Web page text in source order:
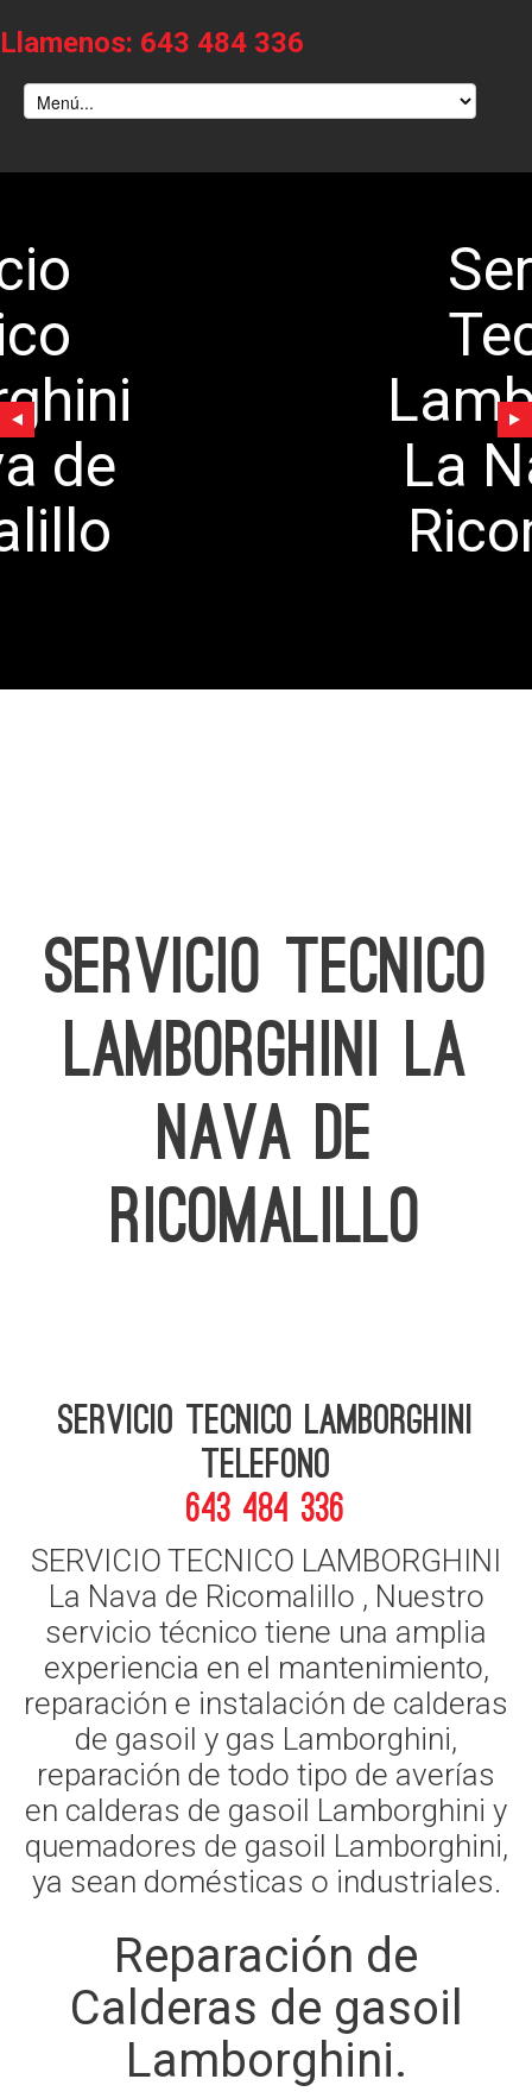
Llamenos: 643 484 336
Lamborghini
La Nava de
Ricomalillo
SERVICIO TECNICO
LAMBORGHINI LA
NAVA DE
RICOMALILLO
Servicio Tecnico Lamborghini
telefono
643 484 336
SERVICIO TECNICO LAMBORGHINI
La Nava de Ricomalillo , Nuestro
servicio técnico tiene una amplia
experiencia en el mantenimiento,
reparación e instalación de calderas
de gasoil y gas Lamborghini,
reparación de todo tipo de averías
en calderas de gasoil Lamborghini y
quemadores de gasoil Lamborghini,
ya sean domésticas o industriales.
Reparación de
Calderas de gasoil
Lamborghini.